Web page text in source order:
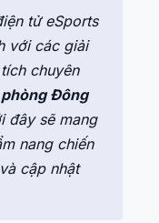
tử eSports
với các giải
chuyên
Đông
đây sẽ mang
nang chiến
cập nhật